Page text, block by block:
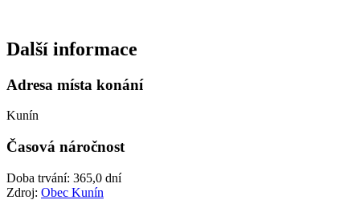
Další informace
Adresa místa konání
Kunín
Časová náročnost
Doba trvání: 365,0 dní
Zdroj: Obec Kunín